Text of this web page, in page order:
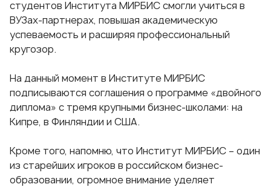
студентов Института МИРБИС смогли учиться в
ВУЗах-партнерах, повышая академическую
успеваемость и расширяя профессиональный
кругозор.
На данный момент в Институте МИРБИС
подписываются соглашения о программе «двойного
диплома» с тремя крупными бизнес-школами: на
Кипре, в Финляндии и США.
Кроме того, напомню, что Институт МИРБИС – один
из старейших игроков в российском бизнес-
образовании, огромное внимание уделяет